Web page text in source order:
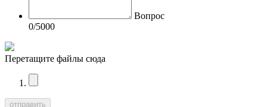
Вопрос
0/5000
Перетащите файлы сюда